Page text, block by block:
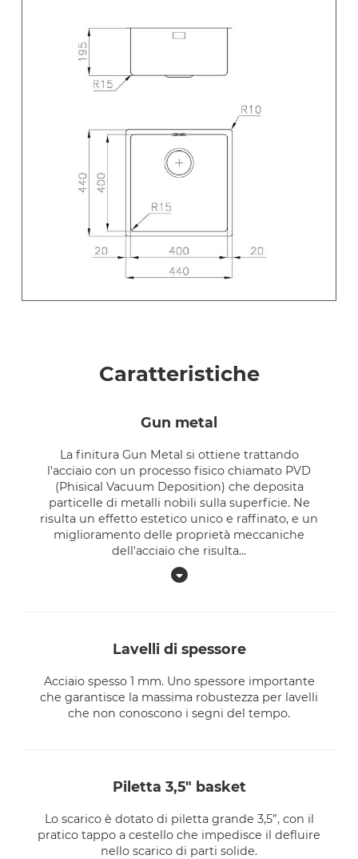
Caratteristiche
gun metal
La finitura Gun Metal si ottiene trattando
l'acciaio con un processo fisico chiamato PVD
(Phisical Vacuum Deposition) che deposita
particelle di metalli nobili sulla superficie. Ne
risulta un effetto estetico unico e raffinato, e un
miglioramento delle proprietà meccaniche
dell'acciaio che risulta...
lavelli di spessore
Acciaio spesso 1 mm. Uno spessore importante
che garantisce la massima robustezza per lavelli
che non conoscono i segni del tempo.
piletta 3,5" basket
Lo scarico è dotato di piletta grande 3,5”, con il
pratico tappo a cestello che impedisce il defluire
nello scarico di parti solide.